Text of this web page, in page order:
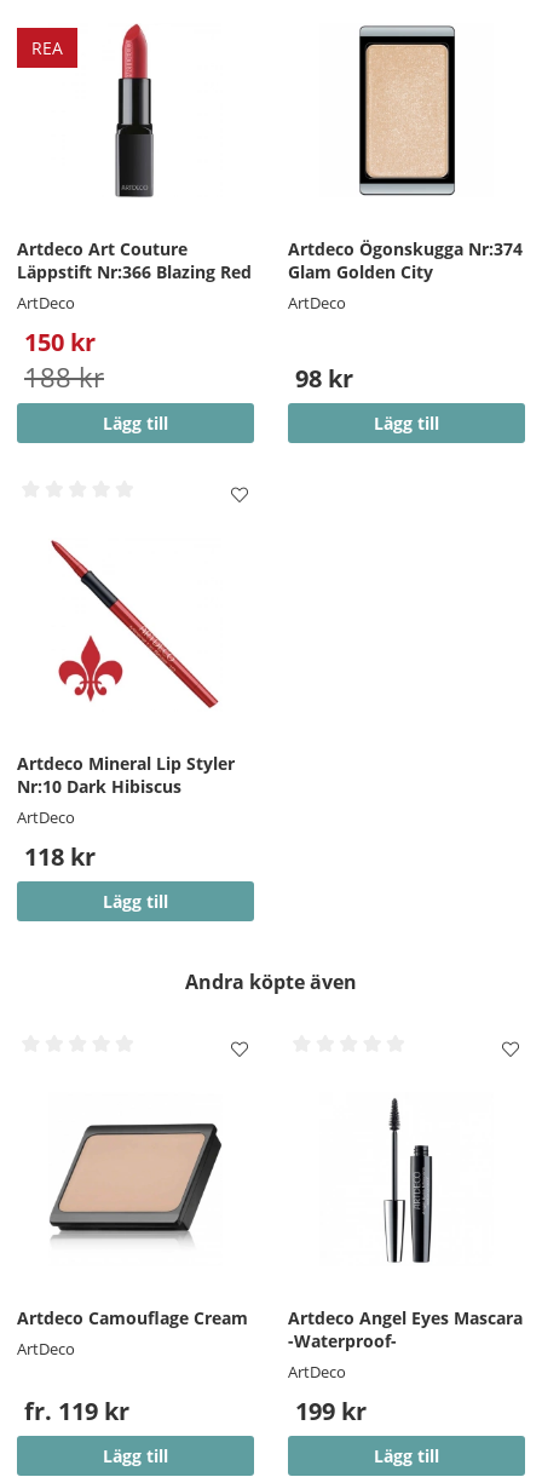
REA
Artdeco Art Couture
Läppstift Nr:366 Blazing Red
ArtDeco
150 kr
188 kr
Lägg till
Artdeco Ögonskugga Nr:374
Glam Golden City
ArtDeco
98 kr
Lägg till
Artdeco Mineral Lip Styler
Nr:10 Dark Hibiscus
ArtDeco
118 kr
Lägg till
Andra köpte även
Artdeco Camouflage Cream
ArtDeco
fr. 119 kr
Lägg till
Artdeco Angel Eyes Mascara
-Waterproof-
ArtDeco
199 kr
Lägg till